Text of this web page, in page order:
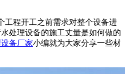
程开工之前需求对整个设备进
处理设备的施工丈量是如何做的
备厂家小编就为大家分享一些材